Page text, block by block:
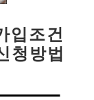
입조건
청방법